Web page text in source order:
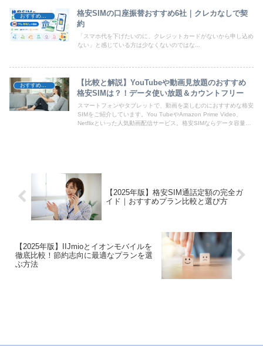
おすすめ格安SIM
格安SIMの口座振替おすすめ6社｜クレカなしで契
約
「スマホ代を下げたいのに、クレジットカードがないから申し込め
ない」と感じている方は少なくないのではな...
おすすめ格安SIM
【比較と解説】YouTubeや動画見放題のおすすめ
格安SIMは？！データ使い放題＆カウントフリー
スマートフォンやタブレットで、動画を楽しむのにおすすめな格安
SIMをご紹介しています。You TubeやAmazon Prime Video、
Netflixといった人気動画配信サービス。格安SIMならデータ容量を
【2025年版】格安SIM通話定額の完全ガ
イド｜おすすめプラン比較と選び方
【2025年版】IIJmioとイオンモバイルを
徹底比較！節約志向に最適なプランを選
ぶ方法